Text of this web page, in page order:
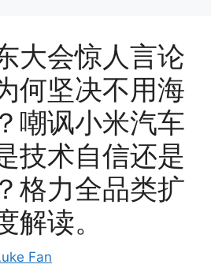
大会惊人言论
何坚决不用海
嘲讽小米汽车
技术自信还是
格力全品类扩
解读。
Fan